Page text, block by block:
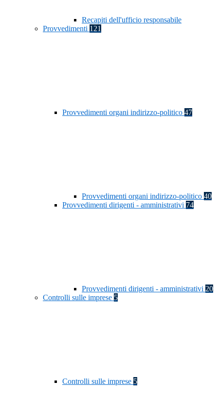
Recapiti dell'ufficio responsabile
Provvedimenti 121
Provvedimenti organi indirizzo-politico 47
Provvedimenti organi indirizzo-politico 40
Provvedimenti dirigenti - amministrativi 74
Provvedimenti dirigenti - amministrativi 20
Controlli sulle imprese 5
Controlli sulle imprese 5